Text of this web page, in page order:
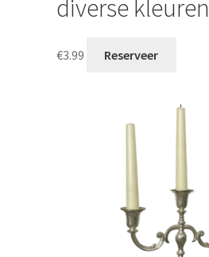
diverse kleuren
€3.99 Reserveer